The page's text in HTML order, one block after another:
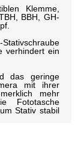
Klemme,
BBH, GH-
verhindert ein
das geringe
mit ihrer
mehr
Fototasche
Stativ stabil